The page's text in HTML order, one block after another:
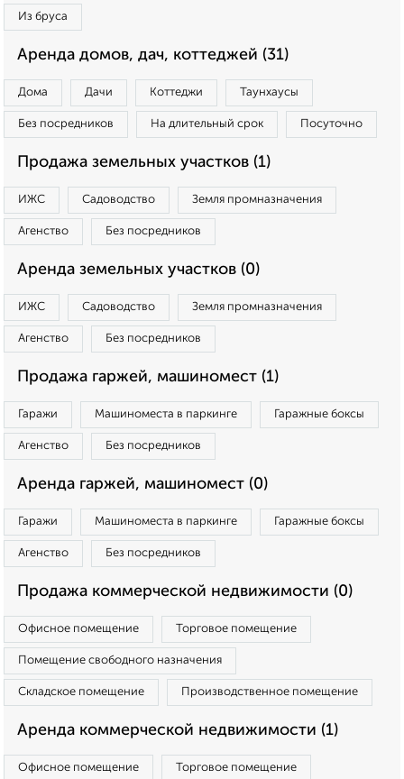
Из бруса
Аренда домов, дач, коттеджей (31)
Дома Дачи Коттеджи Таунхаусы
Без посредников На длительный срок Посуточно
Продажа земельных участков (1)
ИЖС Садоводство Земля промназначения
Агенство Без посредников
Аренда земельных участков (0)
ИЖС Садоводство Земля промназначения
Агенство Без посредников
Продажа гаржей, машиномест (1)
Гаражи Машиноместа в паркинге Гаражные боксы
Агенство Без посредников
Аренда гаржей, машиномест (0)
Гаражи Машиноместа в паркинге Гаражные боксы
Агенство Без посредников
Продажа коммерческой недвижимости (0)
Офисное помещение Торговое помещение
Помещение свободного назначения
Складское помещение Производственное помещение
Аренда коммерческой недвижимости (1)
Офисное помещение Торговое помещение